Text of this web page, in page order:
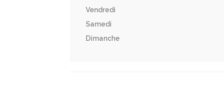
Vendredi
Samedi
Dimanche